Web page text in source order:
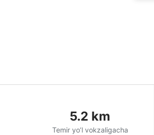
5.2 km
Temir yo’l vokzaligacha